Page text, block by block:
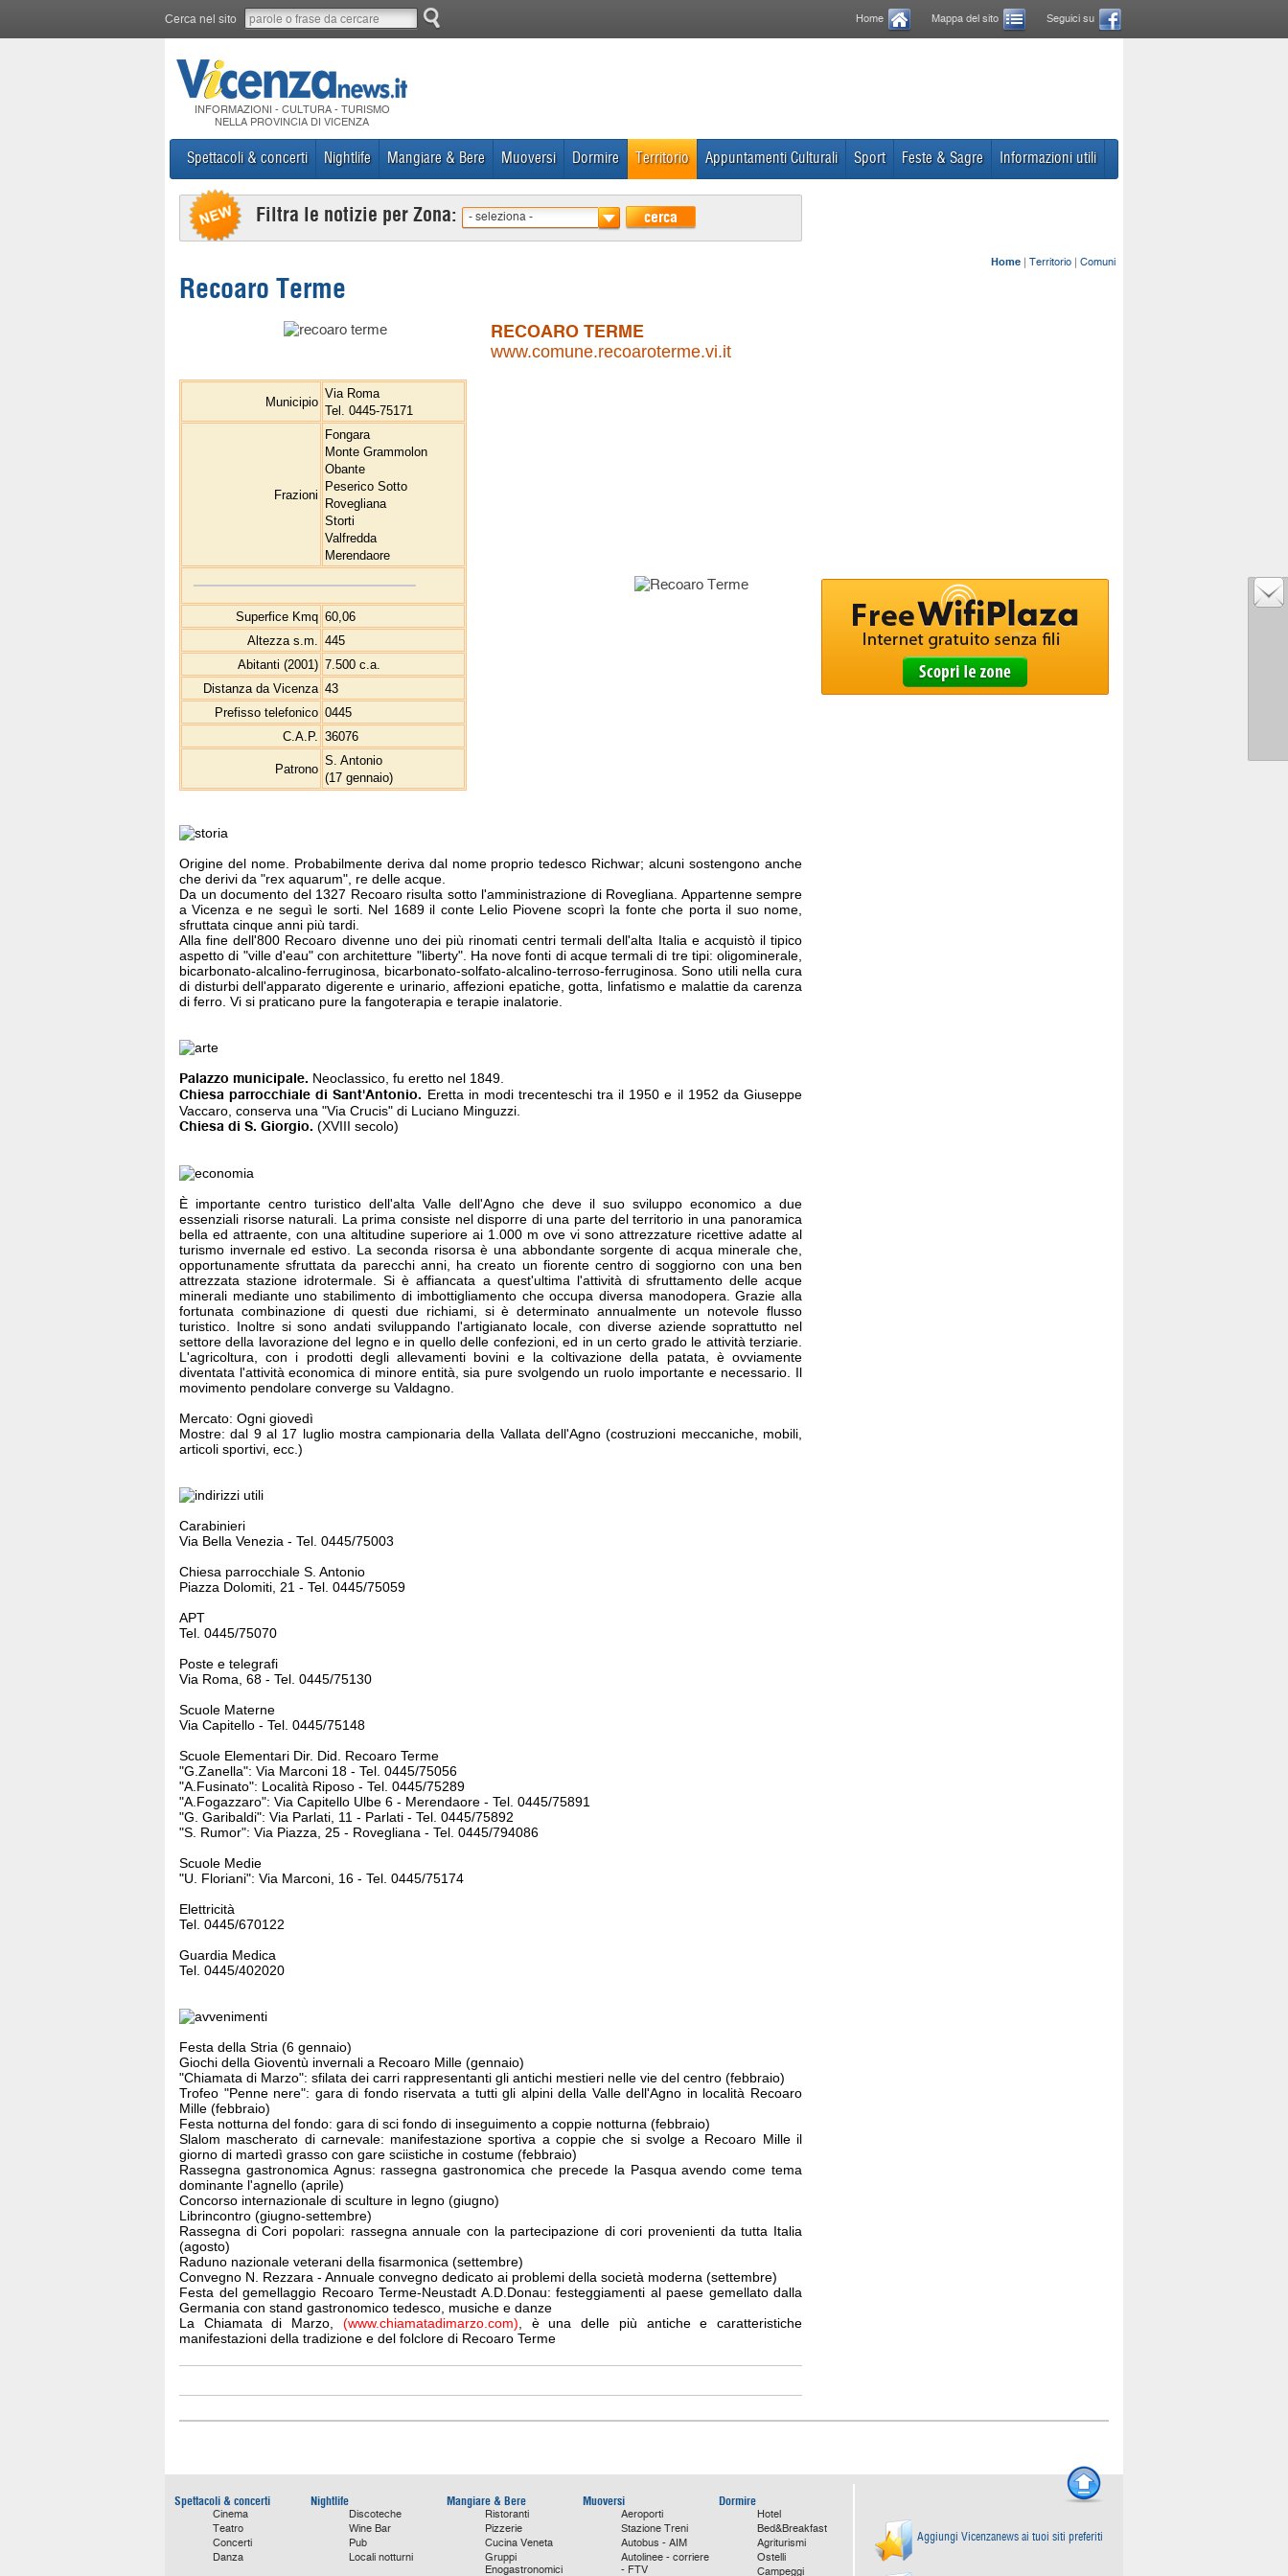
Cerca nel sito Home Mappa del sito Seguici su
INFORMAZIONI - CULTURA - TURISMO
NELLA PROVINCIA DI VICENZA
Spettacoli & concerti Nightlife Mangiare & Bere Muoversi Dormire Territorio Appuntamenti Culturali Sport Feste & Sagre Informazioni utili
Filtra le notizie per Zona: - seleziona - cerca
Home | Territorio | Comuni
Recoaro Terme
RECOARO TERME
www.comune.recoaroterme.vi.it
Municipio
Via Roma
Tel. 0445-75171
Frazioni
Fongara
Monte Grammolon
Obante
Peserico Sotto
Rovegliana
Storti
Valfredda
Merendaore
Superfice Kmq 60,06
Altezza s.m. 445
Abitanti (2001) 7.500 c.a.
Distanza da Vicenza 43
Prefisso telefonico 0445
C.A.P. 36076
Patrono
S. Antonio
(17 gennaio)
Origine del nome. Probabilmente deriva dal nome proprio tedesco Richwar; alcuni sostengono anche
che derivi da "rex aquarum", re delle acque.
Da un documento del 1327 Recoaro risulta sotto l'amministrazione di Rovegliana. Appartenne sempre
a Vicenza e ne seguì le sorti. Nel 1689 il conte Lelio Piovene scoprì la fonte che porta il suo nome,
sfruttata cinque anni più tardi.
Alla fine dell'800 Recoaro divenne uno dei più rinomati centri termali dell'alta Italia e acquistò il tipico
aspetto di "ville d'eau" con architetture "liberty". Ha nove fonti di acque termali di tre tipi: oligominerale,
bicarbonato-alcalino-ferruginosa, bicarbonato-solfato-alcalino-terroso-ferruginosa. Sono utili nella cura
di disturbi dell'apparato digerente e urinario, affezioni epatiche, gotta, linfatismo e malattie da carenza
di ferro. Vi si praticano pure la fangoterapia e terapie inalatorie.
Palazzo municipale. Neoclassico, fu eretto nel 1849.
Chiesa parrocchiale di Sant'Antonio. Eretta in modi trecenteschi tra il 1950 e il 1952 da Giuseppe
Vaccaro, conserva una "Via Crucis" di Luciano Minguzzi.
Chiesa di S. Giorgio. (XVIII secolo)
È importante centro turistico dell'alta Valle dell'Agno che deve il suo sviluppo economico a due
essenziali risorse naturali. La prima consiste nel disporre di una parte del territorio in una panoramica
bella ed attraente, con una altitudine superiore ai 1.000 m ove vi sono attrezzature ricettive adatte al
turismo invernale ed estivo. La seconda risorsa è una abbondante sorgente di acqua minerale che,
opportunamente sfruttata da parecchi anni, ha creato un fiorente centro di soggiorno con una ben
attrezzata stazione idrotermale. Si è affiancata a quest'ultima l'attività di sfruttamento delle acque
minerali mediante uno stabilimento di imbottigliamento che occupa diversa manodopera. Grazie alla
fortunata combinazione di questi due richiami, si è determinato annualmente un notevole flusso
turistico. Inoltre si sono andati sviluppando l'artigianato locale, con diverse aziende soprattutto nel
settore della lavorazione del legno e in quello delle confezioni, ed in un certo grado le attività terziarie.
L'agricoltura, con i prodotti degli allevamenti bovini e la coltivazione della patata, è ovviamente
diventata l'attività economica di minore entità, sia pure svolgendo un ruolo importante e necessario. Il
movimento pendolare converge su Valdagno.
Mercato: Ogni giovedì
Mostre: dal 9 al 17 luglio mostra campionaria della Vallata dell'Agno (costruzioni meccaniche, mobili,
articoli sportivi, ecc.)
Carabinieri
Via Bella Venezia - Tel. 0445/75003
Chiesa parrocchiale S. Antonio
Piazza Dolomiti, 21 - Tel. 0445/75059
APT
Tel. 0445/75070
Poste e telegrafi
Via Roma, 68 - Tel. 0445/75130
Scuole Materne
Via Capitello - Tel. 0445/75148
Scuole Elementari Dir. Did. Recoaro Terme
"G.Zanella": Via Marconi 18 - Tel. 0445/75056
"A.Fusinato": Località Riposo - Tel. 0445/75289
"A.Fogazzaro": Via Capitello Ulbe 6 - Merendaore - Tel. 0445/75891
"G. Garibaldi": Via Parlati, 11 - Parlati - Tel. 0445/75892
"S. Rumor": Via Piazza, 25 - Rovegliana - Tel. 0445/794086
Scuole Medie
"U. Floriani": Via Marconi, 16 - Tel. 0445/75174
Elettricità
Tel. 0445/670122
Guardia Medica
Tel. 0445/402020
Festa della Stria (6 gennaio)
Giochi della Gioventù invernali a Recoaro Mille (gennaio)
"Chiamata di Marzo": sfilata dei carri rappresentanti gli antichi mestieri nelle vie del centro (febbraio)
Trofeo "Penne nere": gara di fondo riservata a tutti gli alpini della Valle dell'Agno in località Recoaro
Mille (febbraio)
Festa notturna del fondo: gara di sci fondo di inseguimento a coppie notturna (febbraio)
Slalom mascherato di carnevale: manifestazione sportiva a coppie che si svolge a Recoaro Mille il
giorno di martedì grasso con gare sciistiche in costume (febbraio)
Rassegna gastronomica Agnus: rassegna gastronomica che precede la Pasqua avendo come tema
dominante l'agnello (aprile)
Concorso internazionale di sculture in legno (giugno)
Librincontro (giugno-settembre)
Rassegna di Cori popolari: rassegna annuale con la partecipazione di cori provenienti da tutta Italia
(agosto)
Raduno nazionale veterani della fisarmonica (settembre)
Convegno N. Rezzara - Annuale convegno dedicato ai problemi della società moderna (settembre)
Festa del gemellaggio Recoaro Terme-Neustadt A.D.Donau: festeggiamenti al paese gemellato dalla
Germania con stand gastronomico tedesco, musiche e danze
La Chiamata di Marzo, (www.chiamatadimarzo.com) , è una delle più antiche e caratteristiche
manifestazioni della tradizione e del folclore di Recoaro Terme
Spettacoli & concerti
Cinema
Teatro
Concerti
Danza
Nightlife
Discoteche
Wine Bar
Pub
Locali notturni
Mangiare & Bere
Ristoranti
Pizzerie
Cucina Veneta
Gruppi
Enogastronomici
Muoversi
Aeroporti
Stazione Treni
Autobus - AIM
Autolinee - corriere
- FTV
Dormire
Hotel
Bed&Breakfast
Agriturismi
Ostelli
Campeggi
Aggiungi Vicenzanews ai tuoi siti preferiti